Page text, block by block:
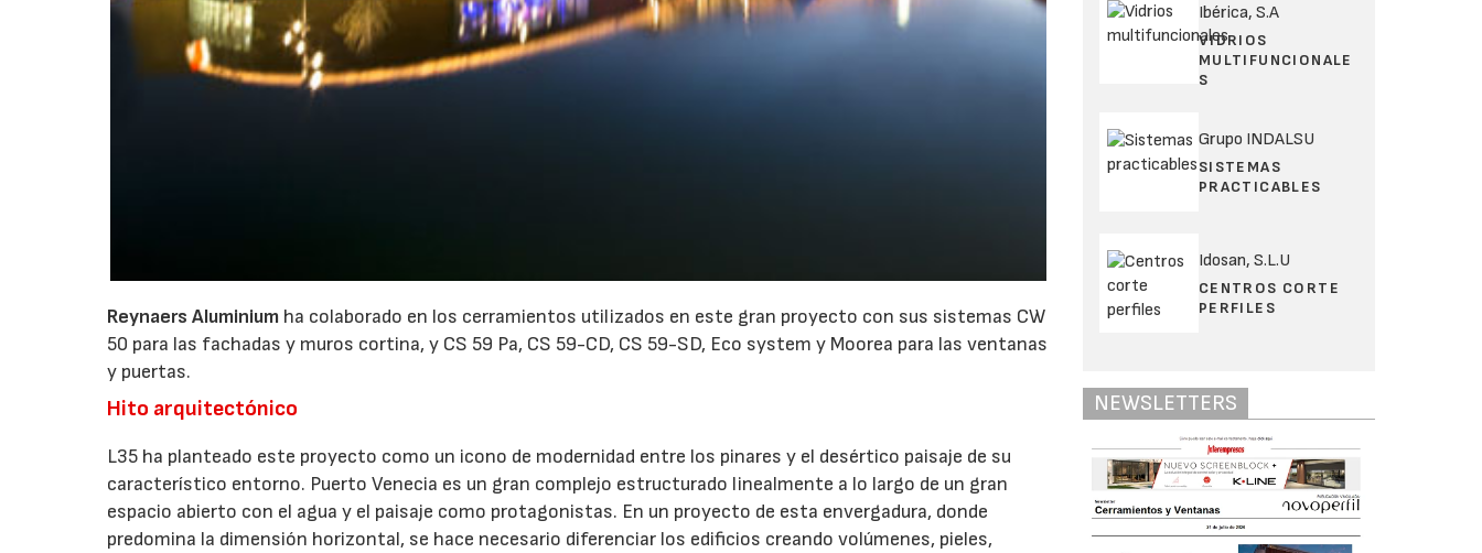
Reynaers Aluminium ha colaborado en los cerramientos utilizados en este gran proyecto con sus sistemas CW
50 para las fachadas y muros cortina, y CS 59 Pa, CS 59-CD, CS 59-SD, Eco system y Moorea para las ventanas
y puertas.
Hito arquitectónico
L35 ha planteado este proyecto como un icono de modernidad entre los pinares y el desértico paisaje de su
característico entorno. Puerto Venecia es un gran complejo estructurado linealmente a lo largo de un gran
espacio abierto con el agua y el paisaje como protagonistas. En un proyecto de esta envergadura, donde
predomina la dimensión horizontal, se hace necesario diferenciar los edificios creando volúmenes, pieles,
Ibérica, S.A
VIDRIOS
MULTIFUNCIONALE
S
Grupo INDALSU
SISTEMAS
PRACTICABLES
Idosan, S.L.U
CENTROS CORTE
PERFILES
NEWSLETTERS